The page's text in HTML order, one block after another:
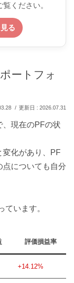
ください。
る
ートフォ
2026.07.31
、現在のPFの状
変化があり、PF
についても自分
います。
評価損益率
+14.12%